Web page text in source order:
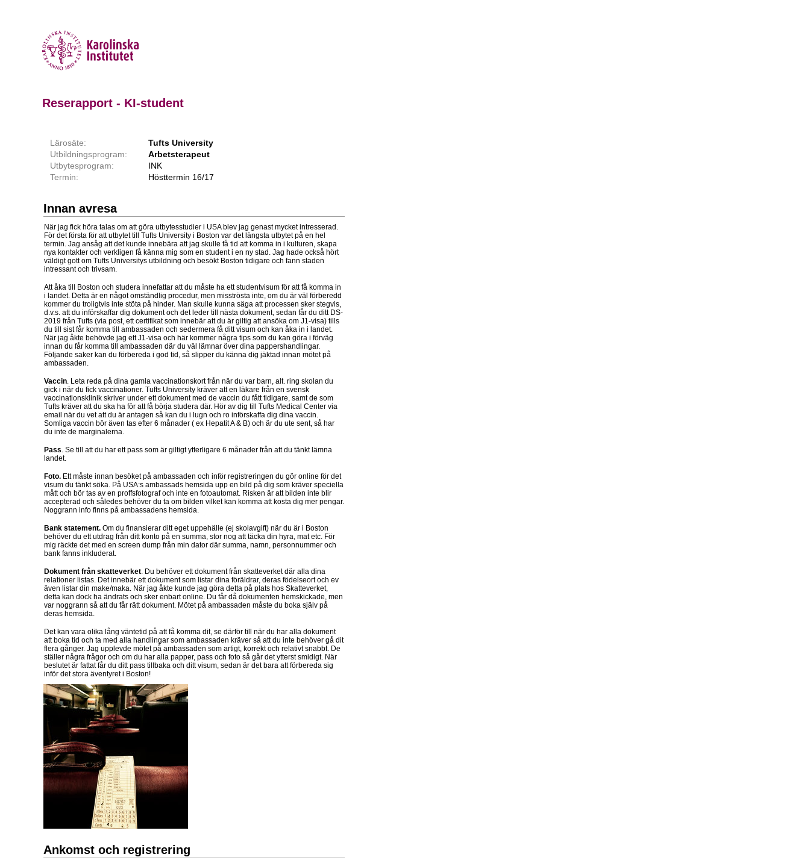
Reserapport - KI-student
Lärosäte:
Tufts University
Utbildningsprogram:
Arbetsterapeut
Utbytesprogram:
INK
Termin:
Hösttermin 16/17
Innan avresa
När jag fick höra talas om att göra utbytesstudier i USA blev jag genast mycket intresserad.
För det första för att utbytet till Tufts University i Boston var det längsta utbytet på en hel
termin. Jag ansåg att det kunde innebära att jag skulle få tid att komma in i kulturen, skapa
nya kontakter och verkligen få känna mig som en student i en ny stad. Jag hade också hört
väldigt gott om Tufts Universitys utbildning och besökt Boston tidigare och fann staden
intressant och trivsam.
Att åka till Boston och studera innefattar att du måste ha ett studentvisum för att få komma in
i landet. Detta är en något omständlig procedur, men misströsta inte, om du är väl förberedd
kommer du troligtvis inte stöta på hinder. Man skulle kunna säga att processen sker stegvis,
d.v.s. att du införskaffar dig dokument och det leder till nästa dokument, sedan får du ditt DS-
2019 från Tufts (via post, ett certifikat som innebär att du är giltig att ansöka om J1-visa) tills
du till sist får komma till ambassaden och sedermera få ditt visum och kan åka in i landet.
När jag åkte behövde jag ett J1-visa och här kommer några tips som du kan göra i förväg
innan du får komma till ambassaden där du väl lämnar över dina pappershandlingar.
Följande saker kan du förbereda i god tid, så slipper du känna dig jäktad innan mötet på
ambassaden.
Vaccin . Leta reda på dina gamla vaccinationskort från när du var barn, alt. ring skolan du
gick i när du fick vaccinationer. Tufts University kräver att en läkare från en svensk
vaccinationsklinik skriver under ett dokument med de vaccin du fått tidigare, samt de som
Tufts kräver att du ska ha för att få börja studera där. Hör av dig till Tufts Medical Center via
email när du vet att du är antagen så kan du i lugn och ro införskaffa dig dina vaccin.
Somliga vaccin bör även tas efter 6 månader ( ex Hepatit A & B) och är du ute sent, så har
du inte de marginalerna.
Pass . Se till att du har ett pass som är giltigt ytterligare 6 månader från att du tänkt lämna
landet.
Foto. Ett måste innan besöket på ambassaden och inför registreringen du gör online för det
visum du tänkt söka. På USA:s ambassads hemsida upp en bild på dig som kräver speciella
mått och bör tas av en proffsfotograf och inte en fotoautomat. Risken är att bilden inte blir
accepterad och således behöver du ta om bilden vilket kan komma att kosta dig mer pengar.
Noggrann info finns på ambassadens hemsida.
Bank statement. Om du finansierar ditt eget uppehälle (ej skolavgift) när du är i Boston
behöver du ett utdrag från ditt konto på en summa, stor nog att täcka din hyra, mat etc. För
mig räckte det med en screen dump från min dator där summa, namn, personnummer och
bank fanns inkluderat.
Dokument från skatteverket . Du behöver ett dokument från skatteverket där alla dina
relationer listas. Det innebär ett dokument som listar dina föräldrar, deras födelseort och ev
även listar din make/maka. När jag åkte kunde jag göra detta på plats hos Skatteverket,
detta kan dock ha ändrats och sker enbart online. Du får då dokumenten hemskickade, men
var noggrann så att du får rätt dokument. Mötet på ambassaden måste du boka själv på
deras hemsida.
Det kan vara olika lång väntetid på att få komma dit, se därför till när du har alla dokument
att boka tid och ta med alla handlingar som ambassaden kräver så att du inte behöver gå dit
flera gånger. Jag upplevde mötet på ambassaden som artigt, korrekt och relativt snabbt. De
ställer några frågor och om du har alla papper, pass och foto så går det ytterst smidigt. När
beslutet är fattat får du ditt pass tillbaka och ditt visum, sedan är det bara att förbereda sig
inför det stora äventyret i Boston!
Ankomst och registrering